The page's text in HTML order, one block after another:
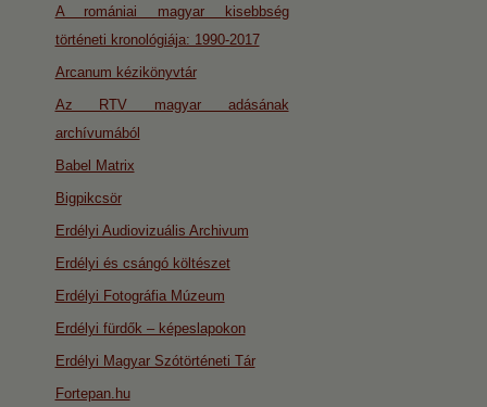
A romániai magyar kisebbség
történeti kronológiája: 1990-2017
Arcanum kézikönyvtár
Az RTV magyar adásának
archívumából
Babel Matrix
Bigpikcsör
Erdélyi Audiovizuális Archivum
Erdélyi és csángó költészet
Erdélyi Fotográfia Múzeum
Erdélyi fürdők – képeslapokon
Erdélyi Magyar Szótörténeti Tár
Fortepan.hu